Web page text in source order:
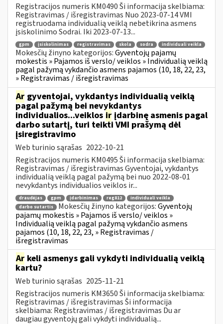
Registracijos numeris KM0490 Ši informacija skelbiama:
Registravimas / išregistravimas Nuo 2023-07-14 VMI
registruodama individualią veiklą nebetikrina asmens
įsiskolinimo Sodrai. Iki 2023-07-13...
gpm įsiskolinimas registravimas skola sodra individuali veikla
Mokesčių žinyno kategorijos:Gyventojų pajamų
mokestis » Pajamos iš verslo/ veiklos » Individualią veiklą
pagal pažymą vykdančio asmens pajamos (10, 18, 22, 23,
» Registravimas / išregistravimas
Ar gyventojai, vykdantys individualią veiklą
pagal pažymą bei nevykdantys
individualios...veiklos ir įdarbinę asmenis pagal
darbo sutartį, turi teikti VMI prašymą dėl
įsiregistravimo
Web turinio sąrašas 2022-10-21
Registracijos numeris KM0495 Ši informacija skelbiama:
Registravimas / išregistravimas Gyventojai, vykdantys
individualią veiklą pagal pažymą bei nuo 2022-08-01
nevykdantys individualios veiklos ir...
draudėjas gpm įdarbinimas reg812
individuali veikla
darbo sutartis
Mokesčių žinyno kategorijos:Gyventojų
pajamų mokestis » Pajamos iš verslo/ veiklos »
Individualią veiklą pagal pažymą vykdančio asmens
pajamos (10, 18, 22, 23, » Registravimas /
išregistravimas
Ar keli asmenys gali vykdyti individualią veiklą
kartu?
Web turinio sąrašas 2025-11-21
Registracijos numeris KM3650 Ši informacija skelbiama:
Registravimas / išregistravimas Ši informacija
skelbiama: Registravimas / išregistravimas Du ar
daugiau gyventojų gali vykdyti individualią...